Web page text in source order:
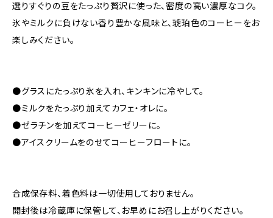
選りすぐりの豆をたっぷり贅沢に使った、密度の高い濃厚なコク。
氷やミルクに負けない香り豊かな風味と、琥珀色のコーヒーをお
楽しみください。
●グラスにたっぷり氷を入れ、キンキンに冷やして。
●ミルクをたっぷり加えてカフェ・オレに。
●ゼラチンを加えてコーヒーゼリーに。
●アイスクリームをのせてコーヒーフロートに。
合成保存料、着色料は一切使用しておりません。
開封後は冷蔵庫に保管して、お早めにお召し上がりください。